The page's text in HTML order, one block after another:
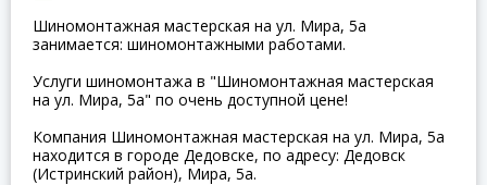
Шиномонтажная мастерская на ул. Мира, 5а
занимается: шиномонтажными работами.
Услуги шиномонтажа в "Шиномонтажная мастерская
на ул. Мира, 5а" по очень доступной цене!
Компания Шиномонтажная мастерская на ул. Мира, 5а
находится в городе Дедовске, по адресу: Дедовск
(Истринский район), Мира, 5а.